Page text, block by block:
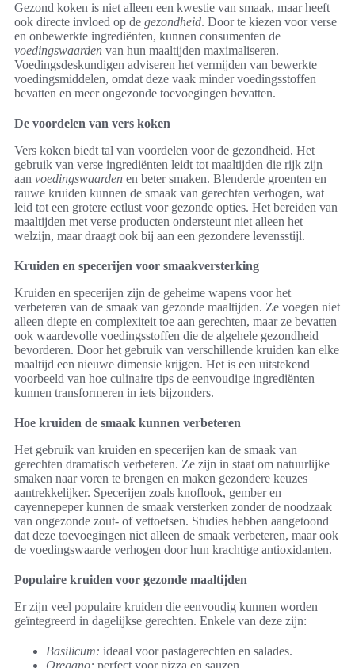
Gezond koken is niet alleen een kwestie van smaak, maar heeft
ook directe invloed op de gezondheid. Door te kiezen voor verse
en onbewerkte ingrediënten, kunnen consumenten de
voedingswaarden van hun maaltijden maximaliseren.
Voedingsdeskundigen adviseren het vermijden van bewerkte
voedingsmiddelen, omdat deze vaak minder voedingsstoffen
bevatten en meer ongezonde toevoegingen bevatten.
De voordelen van vers koken
Vers koken biedt tal van voordelen voor de gezondheid. Het
gebruik van verse ingrediënten leidt tot maaltijden die rijk zijn
aan voedingswaarden en beter smaken. Blenderde groenten en
rauwe kruiden kunnen de smaak van gerechten verhogen, wat
leid tot een grotere eetlust voor gezonde opties. Het bereiden van
maaltijden met verse producten ondersteunt niet alleen het
welzijn, maar draagt ook bij aan een gezondere levensstijl.
Kruiden en specerijen voor smaakversterking
Kruiden en specerijen zijn de geheime wapens voor het
verbeteren van de smaak van gezonde maaltijden. Ze voegen niet
alleen diepte en complexiteit toe aan gerechten, maar ze bevatten
ook waardevolle voedingsstoffen die de algehele gezondheid
bevorderen. Door het gebruik van verschillende kruiden kan elke
maaltijd een nieuwe dimensie krijgen. Het is een uitstekend
voorbeeld van hoe culinaire tips de eenvoudige ingrediënten
kunnen transformeren in iets bijzonders.
Hoe kruiden de smaak kunnen verbeteren
Het gebruik van kruiden en specerijen kan de smaak van
gerechten dramatisch verbeteren. Ze zijn in staat om natuurlijke
smaken naar voren te brengen en maken gezondere keuzes
aantrekkelijker. Specerijen zoals knoflook, gember en
cayennepeper kunnen de smaak versterken zonder de noodzaak
van ongezonde zout- of vettoetsen. Studies hebben aangetoond
dat deze toevoegingen niet alleen de smaak verbeteren, maar ook
de voedingswaarde verhogen door hun krachtige antioxidanten.
Populaire kruiden voor gezonde maaltijden
Er zijn veel populaire kruiden die eenvoudig kunnen worden
geïntegreerd in dagelijkse gerechten. Enkele van deze zijn:
Basilicum: ideaal voor pastagerechten en salades.